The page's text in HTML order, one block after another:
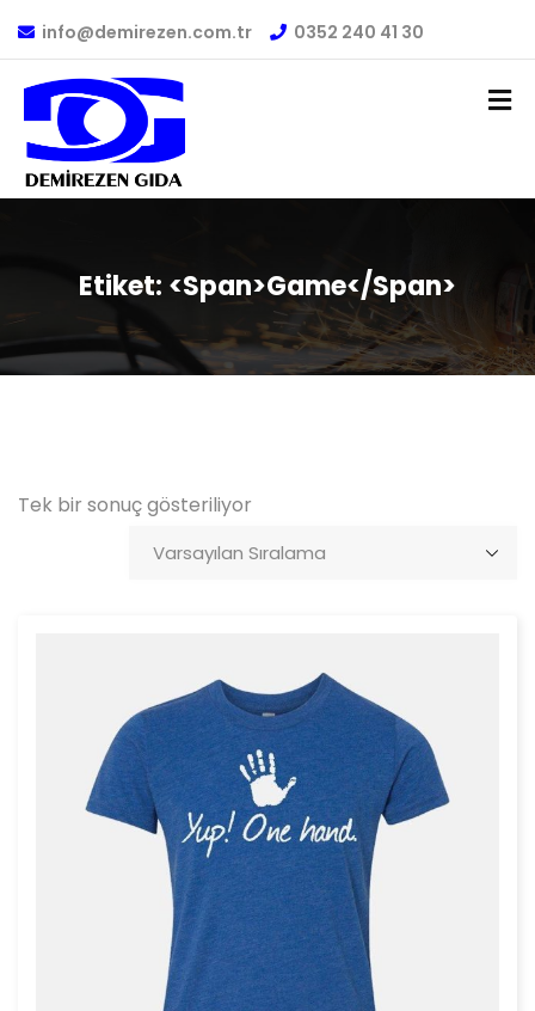
info@demirezen.com.tr 0352 240 41 30
Etiket: <span>game</span>
Tek bir sonuç gösteriliyor